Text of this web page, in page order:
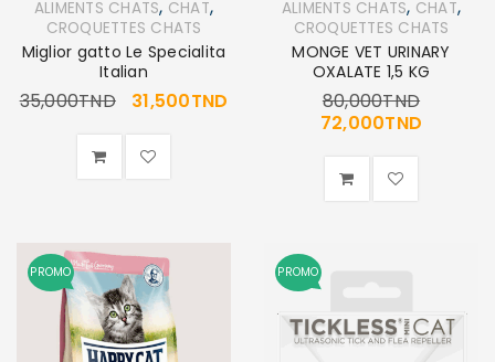
ALIMENTS CHATS, CHAT,
CROQUETTES CHATS
Miglior gatto Le Specialita
Italian
35,000TND 31,500TND
ALIMENTS CHATS, CHAT,
CROQUETTES CHATS
MONGE VET URINARY
OXALATE 1,5 KG
80,000TND
72,000TND
PROMO PROMO